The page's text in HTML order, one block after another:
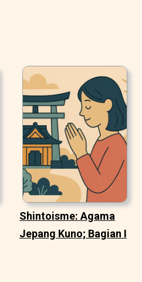
Shintoisme: Agama
Jepang Kuno; Bagian I